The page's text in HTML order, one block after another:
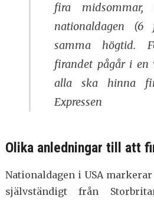
fira midsommar,
nationaldagen
samma högtid.
firandet pågår i en
alla ska hinna
Expressen
Olika anledningar till att
Nationaldagen i USA
självständigt från